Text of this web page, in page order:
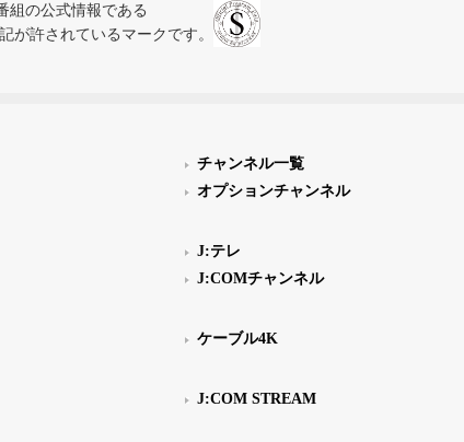
組の公式情報である
が許されているマークです。
チャンネル一覧
オプションチャンネル
J:テレ
J:COMチャンネル
ケーブル4K
J:COM STREAM